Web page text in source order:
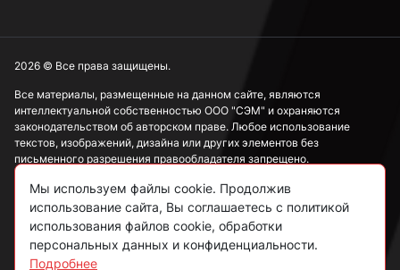
Все материалы, размещенные на данном сайте, являются
интеллектуальной собственностью ООО "СЭМ" и охраняются
законодательством об авторском праве. Любое использование
текстов, изображений, дизайна или других элементов без
письменного разрешения правообладателя запрещено.
Информация, представленная на сайте, носит исключительно
ознакомительный характер и не может рассматриваться как
публичная оферта в соответствии со ст. 437 ГК РФ.
Политика конфиденциальности
2026 © Все права защищены.
Мы используем файлы cookie. Продолжив
использование сайта, Вы соглашаетесь с политикой
использования файлов cookie, обработки
персональных данных и конфиденциальности.
Подробнее